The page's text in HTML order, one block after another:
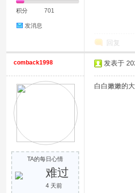
积分 701
发消息
回复
comback1998
TA的每日心情
难过
4 天前
发表于
白白嫩嫩的